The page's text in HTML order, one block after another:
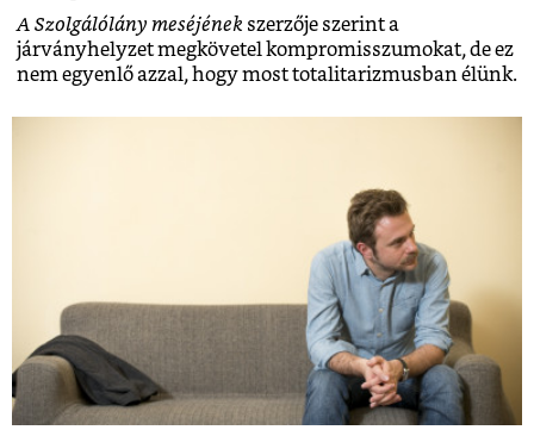
A Szolgálólány meséjének szerzője szerint a
járványhelyzet megkövetel kompromisszumokat, de ez
nem egyenlő azzal, hogy most totalitarizmusban élünk.